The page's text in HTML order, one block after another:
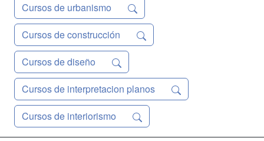
Cursos de urbanismo
Cursos de construcción
Cursos de diseño
Cursos de interpretacion planos
Cursos de interiorismo